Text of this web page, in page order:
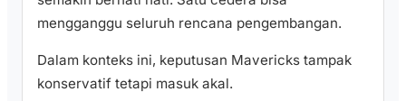
mengganggu seluruh rencana pengembangan.
Dalam konteks ini, keputusan Mavericks tampak
konservatif tetapi masuk akal.